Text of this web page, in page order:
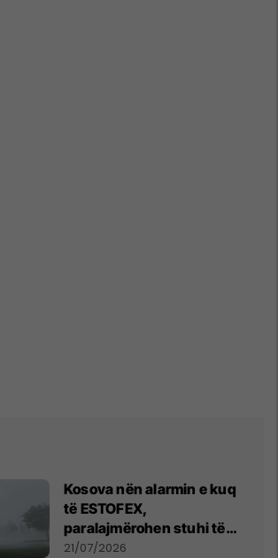
Kosova nën alarmin e kuq
të ESTOFEX,
paralajmërohen stuhi të
fuqishme me breshër dhe
21/07/2026